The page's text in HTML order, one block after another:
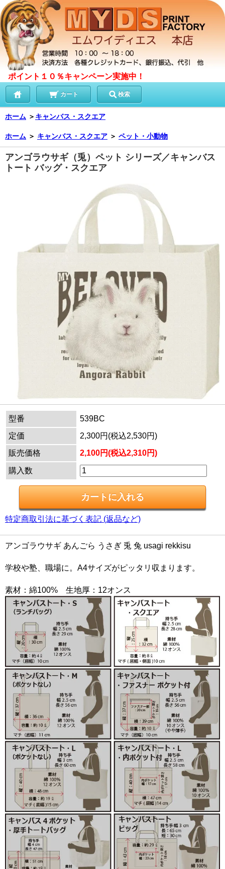
ポイント１０％キャンペーン実施中！
カート 検索
ホーム ＞ キャンバス・スクエア
ホーム ＞ キャンバス・スクエア ＞ ペット・小動物
アンゴラウサギ（兎）ペット シリーズ／キャンバス
トート バッグ・スクエア
型番
539BC
定価
2,300円(税込2,530円)
販売価格
2,100円(税込2,310円)
購入数
特定商取引法に基づく表記 (返品など)
アンゴラウサギ あんごら うさぎ 兎 兔 usagi rekkisu
学校や塾、職場に。A4サイズがピッタリ収まります。
素材：綿100% 生地厚：12オンス